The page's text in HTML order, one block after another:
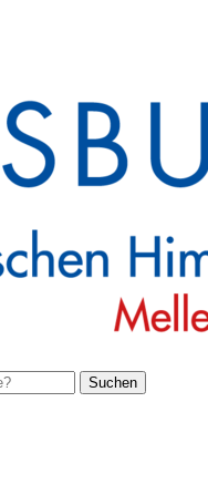
Suchen